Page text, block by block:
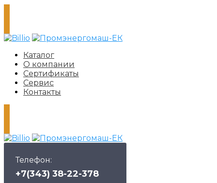
Каталог
О компании
Сертификаты
Сервис
Контакты
Телефон:
+7(343) 38-22-378